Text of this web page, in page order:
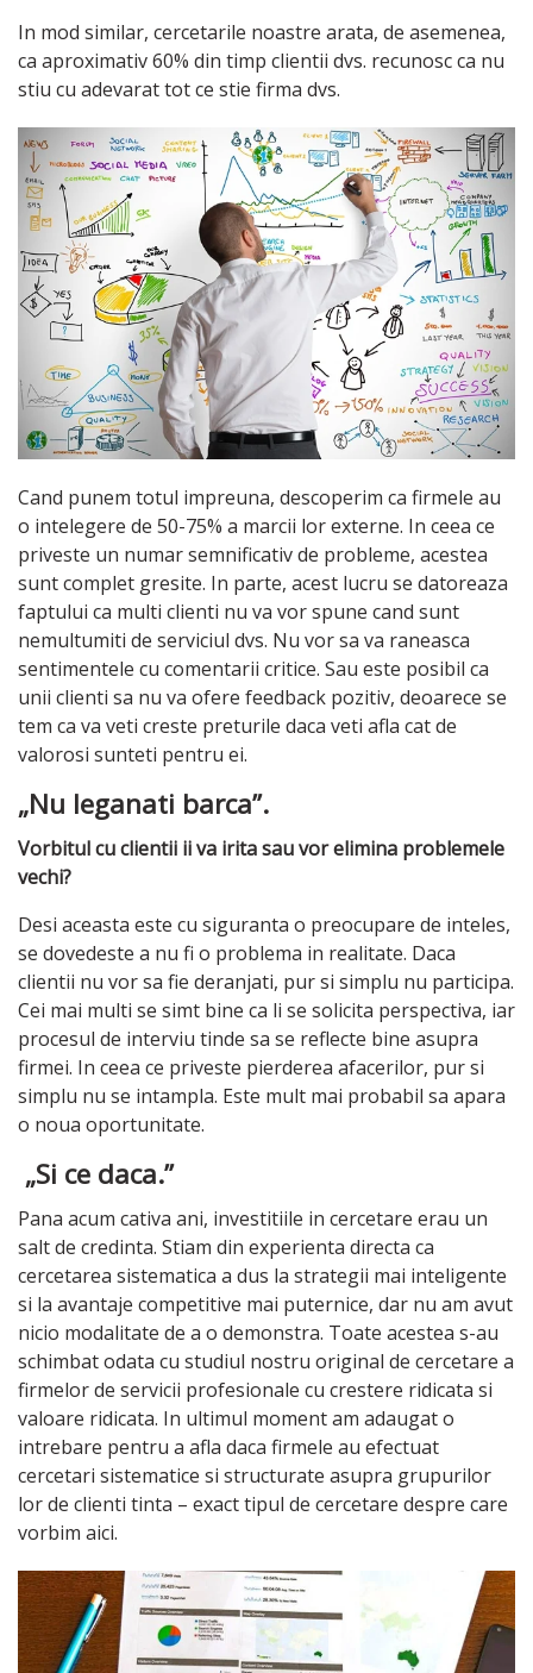
In mod similar, cercetarile noastre arata, de asemenea,
ca aproximativ 60% din timp clientii dvs. recunosc ca nu
stiu cu adevarat tot ce stie firma dvs.
Cand punem totul impreuna, descoperim ca firmele au
o intelegere de 50-75% a marcii lor externe. In ceea ce
priveste un numar semnificativ de probleme, acestea
sunt complet gresite. In parte, acest lucru se datoreaza
faptului ca multi clienti nu va vor spune cand sunt
nemultumiti de serviciul dvs. Nu vor sa va raneasca
sentimentele cu comentarii critice. Sau este posibil ca
unii clienti sa nu va ofere feedback pozitiv, deoarece se
tem ca va veti creste preturile daca veti afla cat de
valorosi sunteti pentru ei.
„Nu leganati barca”.
Vorbitul cu clientii ii va irita sau vor elimina problemele
vechi?
Desi aceasta este cu siguranta o preocupare de inteles,
se dovedeste a nu fi o problema in realitate. Daca
clientii nu vor sa fie deranjati, pur si simplu nu participa.
Cei mai multi se simt bine ca li se solicita perspectiva, iar
procesul de interviu tinde sa se reflecte bine asupra
firmei. In ceea ce priveste pierderea afacerilor, pur si
simplu nu se intampla. Este mult mai probabil sa apara
o noua oportunitate.
„Si ce daca.”
Pana acum cativa ani, investitiile in cercetare erau un
salt de credinta. Stiam din experienta directa ca
cercetarea sistematica a dus la strategii mai inteligente
si la avantaje competitive mai puternice, dar nu am avut
nicio modalitate de a o demonstra. Toate acestea s-au
schimbat odata cu studiul nostru original de cercetare a
firmelor de servicii profesionale cu crestere ridicata si
valoare ridicata. In ultimul moment am adaugat o
intrebare pentru a afla daca firmele au efectuat
cercetari sistematice si structurate asupra grupurilor
lor de clienti tinta – exact tipul de cercetare despre care
vorbim aici.